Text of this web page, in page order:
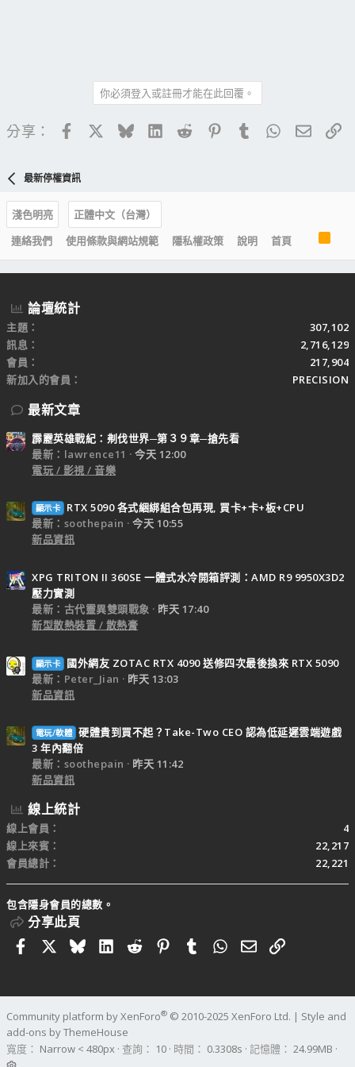
你必須登入或註冊才能在此回覆。
分享： FacebookBlueskyLinkedIn
Reddit PinterestTumblrWhatsApp
電子
最新停權資訊
淺色明亮
正體中文（台灣）
連絡我們
使用條款與網站規範 隱私權政策 說明 首頁
S
論壇統計
主題
307,102
訊息
2,716,129
會員
217,904
新加入的會員
PRECISION
最新文章
霹靂英雄戰紀：刜伐世界─第３９章─搶先看
最新：lawrence11
今天 12:00
電玩 / 影視 / 音樂
顯示卡
RTX 5090 各式綑綁組合包再現, 買卡+卡+板+CPU
最新：soothepain
今天 10:55
新品資訊
XPG TRITON II 360SE 一體式水冷開箱評測：AMD R9 9950X3D2
壓力實測
最新：古代靈異雙頭戰象
昨天 17:40
新型散熱裝置 / 散熱膏
顯示卡
國外網友 ZOTAC RTX 4090 送修四次最後換來 RTX 5090
最新：Peter_Jian
昨天 13:03
新品資訊
電玩/軟體 硬體貴到買不起？Take-Two CEO 認為低延遲雲端遊戲
3 年內翻倍
最新：soothepain
昨天 11:42
新品資訊
線上統計
線上會員
4
線上來賓
22,217
會員總計
22,221
包含隱身會員的總數。
分享此頁
FacebookBlueskyLinkedIn
RedditPinterestTumblrWhatsApp
電子郵件
連結
Community platform by XenForo® © 2010-2025 XenForo Ltd. | Style and
add-ons by ThemeHouse
寬度
查詢 10 時間 0.3308s 記憶體 24.99MB